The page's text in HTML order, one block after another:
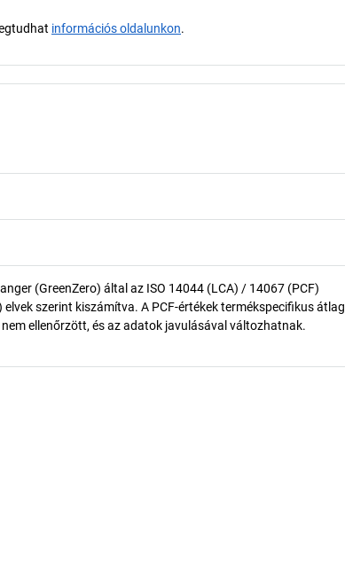
információs oldalunkon.
(GreenZero) által az ISO 14044 (LCA) / 14067 (PCF)
elvek szerint kiszámítva. A PCF-értékek termékspecifikus
ellenőrzött, és az adatok javulásával változhatnak.